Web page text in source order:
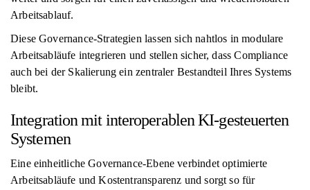
Arbeitsablauf.
Diese Governance-Strategien lassen sich nahtlos in modulare
Arbeitsabläufe integrieren und stellen sicher, dass Compliance
auch bei der Skalierung ein zentraler Bestandteil Ihres Systems
bleibt.
Integration mit interoperablen KI-gesteuerten
Systemen
Eine einheitliche Governance-Ebene verbindet optimierte
Arbeitsabläufe und Kostentransparenz und sorgt so für